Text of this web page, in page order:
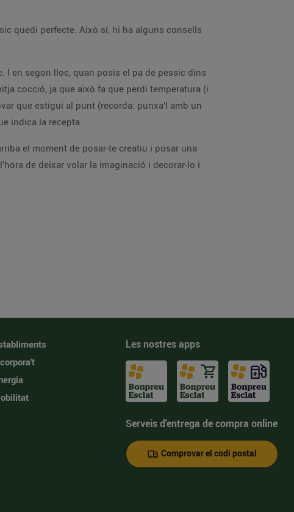
quedi perfecte. Això sí, hi ha alguns consells
I en segon lloc, quan posis el pa de pessic dins
cocció, ja que això fa que perdi temperatura (i
que estigui al punt (recorda: punxa’l amb un
indica la recepta.
el moment de posar-te creatiu i posar una
de deixar volar la imaginació i decorar-lo i
Les nostres apps
Serveis d'entrega de compra online
Comprovar el codi postal